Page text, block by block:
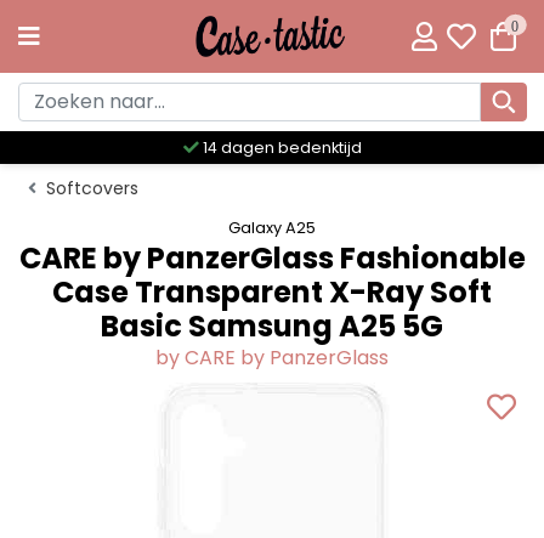
0
14 dagen bedenktijd
Softcovers
Galaxy A25
CARE by PanzerGlass Fashionable
Case Transparent X-Ray Soft
Basic Samsung A25 5G
by CARE by PanzerGlass